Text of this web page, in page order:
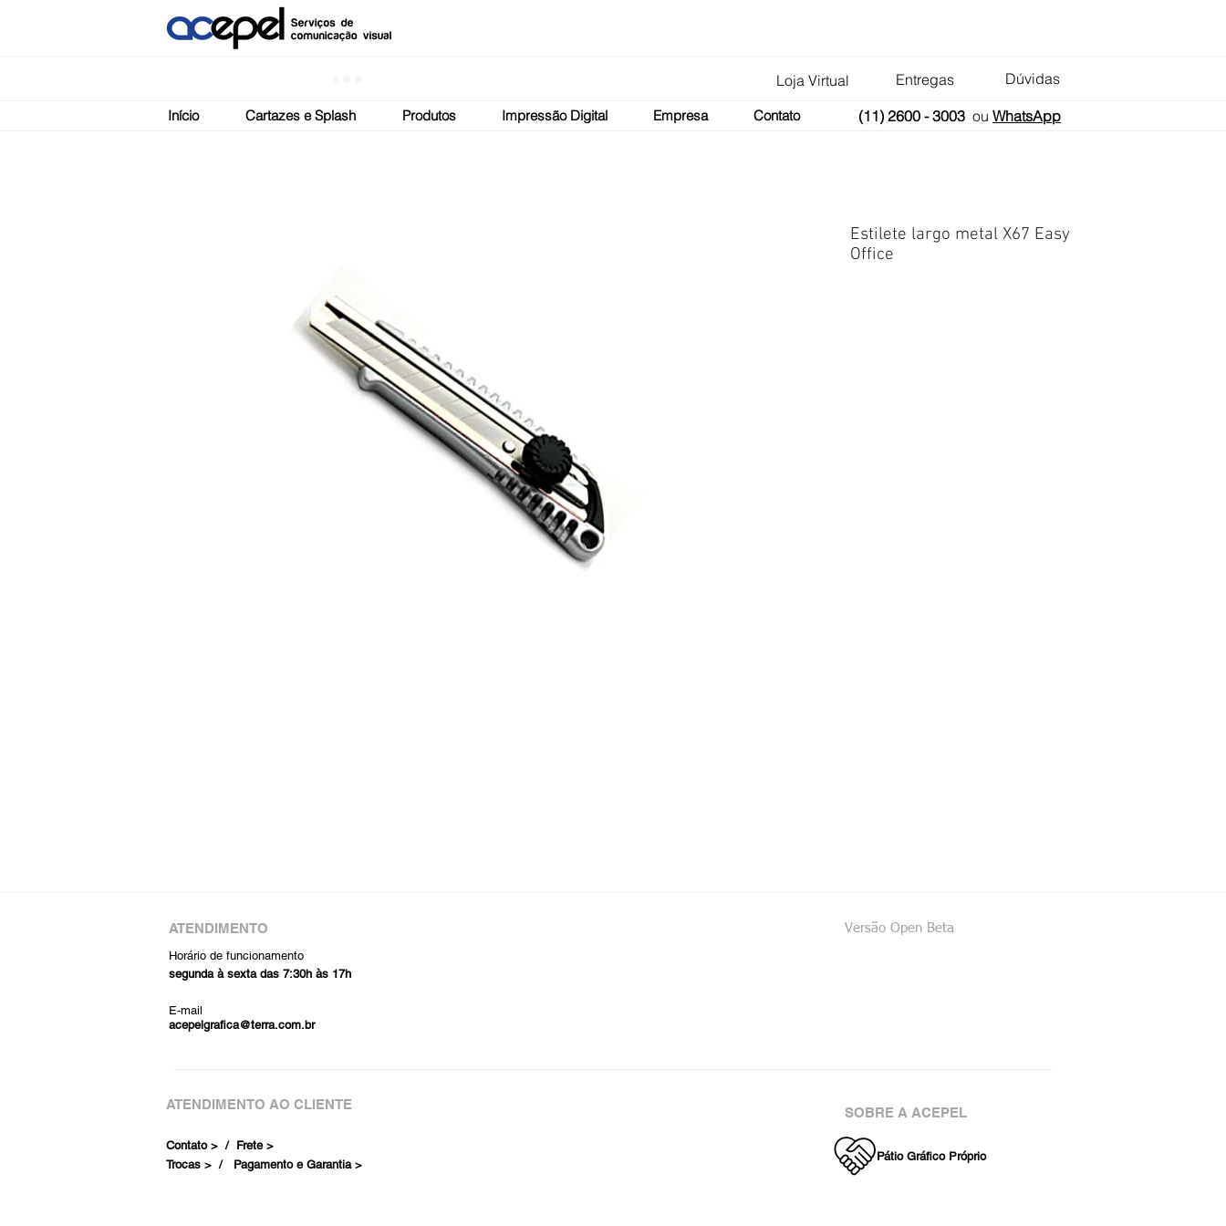
Loja Virtual Entregas Dúvidas
Estilete largo metal X67 Easy
Office
(11) 2600 - 3003 ou WhatsApp
Início Cartazes e Splash Produtos Impressão Digital Empresa Contato
ATENDIMENTO
Versão Open Beta
Horário de funcionamento
segunda à sexta das 7:30h às 17h
E-mail
acepelgrafica@terra.com.br
ATENDIMENTO AO CLIENTE
Contato > / Frete >
Trocas > / Pagamento e Garantia >
SOBRE A ACEPEL
Pátio Gráfico Próprio